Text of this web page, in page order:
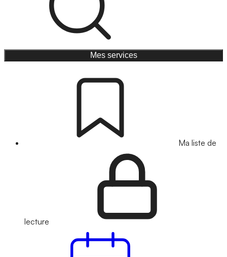
Mes services
Ma liste de
lecture